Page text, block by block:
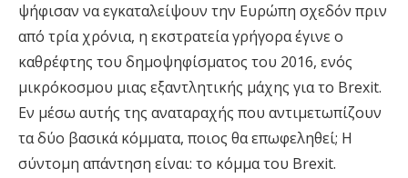
ψήφισαν να εγκαταλείψουν την Ευρώπη σχεδόν πριν
από τρία χρόνια, η εκστρατεία γρήγορα έγινε ο
καθρέφτης του δημοψηφίσματος του 2016, ενός
μικρόκοσμου μιας εξαντλητικής μάχης για το Brexit.
Εν μέσω αυτής της αναταραχής που αντιμετωπίζουν
τα δύο βασικά κόμματα, ποιος θα επωφεληθεί; Η
σύντομη απάντηση είναι: το κόμμα του Brexit.